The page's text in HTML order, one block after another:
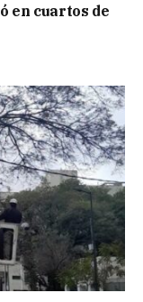
en cuartos de